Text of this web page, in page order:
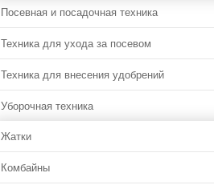
Посевная и посадочная техника
Техника для ухода за посевом
Техника для внесения удобрений
Уборочная техника
Жатки
Комбайны